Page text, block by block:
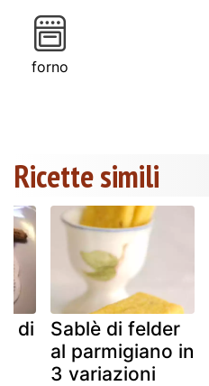
forno
Ricette simili
di
Sablè di felder
al parmigiano in
3 variazioni